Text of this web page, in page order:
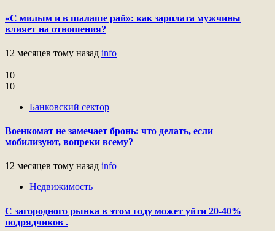
«С милым и в шалаше рай»: как зарплата мужчины
влияет на отношения?
12 месяцев тому назад info
10
10
Банковский сектор
Военкомат не замечает бронь: что делать, если
мобилизуют, вопреки всему?
12 месяцев тому назад info
Недвижимость
С загородного рынка в этом году может уйти 20-40%
подрядчиков .